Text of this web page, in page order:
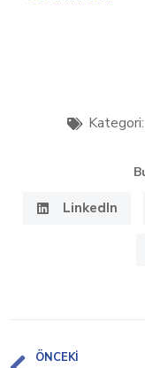
Kategori:
LinkedIn
ÖNCEKI